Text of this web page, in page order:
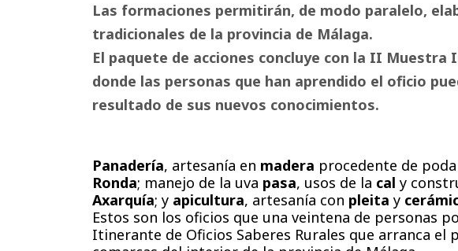
Las formaciones permitirán, de modo paralelo,
tradicionales de la provincia de Málaga.
El paquete de acciones concluye con la II Muestra
donde las personas que han aprendido el oficio
resultado de sus nuevos conocimientos.
Panadería, artesanía en madera procedente de
Ronda; manejo de la uva pasa, usos de la cal y
Axarquía; y apicultura, artesanía con pleita y
Estos son los oficios que una veintena de personas
Itinerante de Oficios Saberes Rurales que arranca el